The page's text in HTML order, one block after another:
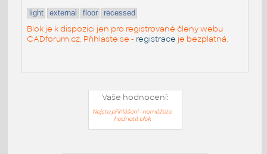
light external floor recessed
Blok je k dispozici jen pro registrované členy webu
CADforum.cz. Přihlaste se - registrace je bezplatná.
Vaše hodnocení:
Nejste přihlášeni - nemůžete
hodnotit blok